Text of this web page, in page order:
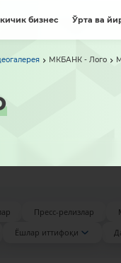
бизнес Ўрта ва
МКБАНК - Лого
Пресс-релизлар
Ёшлар иттифоқи